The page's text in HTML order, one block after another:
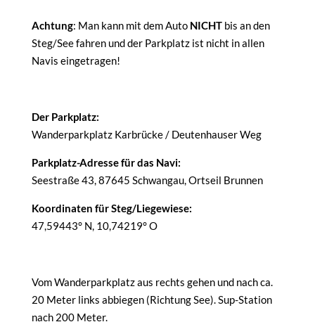
Achtung: Man kann mit dem Auto NICHT bis an den
Steg/See fahren und der Parkplatz ist nicht in allen
Navis eingetragen!
Der Parkplatz:
Wanderparkplatz Karbrücke / Deutenhauser Weg
Parkplatz-Adresse für das Navi:
Seestraße 43, 87645 Schwangau, Ortseil Brunnen
Koordinaten für Steg/Liegewiese:
47,59443° N, 10,74219° O
Vom Wanderparkplatz aus rechts gehen und nach ca.
20 Meter links abbiegen (Richtung See). Sup-Station
nach 200 Meter.